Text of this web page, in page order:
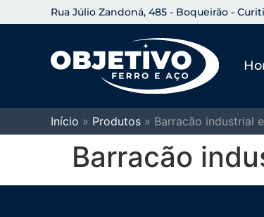
Rua Júlio Zandoná, 485 - Boqueirão -
Início » Produtos » Barracão industrial
Barracão